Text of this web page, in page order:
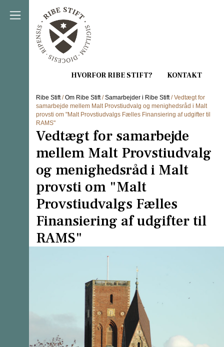
Direkte til indholdet
Ribe Stift/Om Ribe Stift/Samarbejder i Ribe Stift/ Vedtægt for
samarbejde mellem Malt Provstiudvalg og menighedsråd i Malt
provsti om "Malt Provstiudvalgs Fælles Finansiering af udgifter til
RAMS"
Vedtægt for samarbejde
mellem Malt Provstiudvalg
og menighedsråd i Malt
provsti om "Malt
Provstiudvalgs Fælles
Finansiering af udgifter til
RAMS"